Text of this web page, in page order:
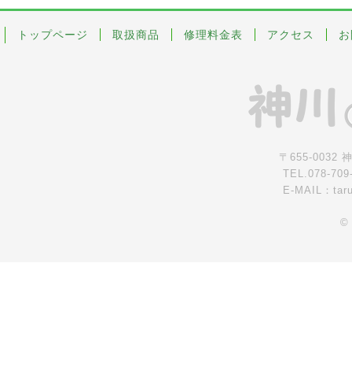
トップページ 取扱商品 修理料金表 アクセス
〒655-0032
TEL.078-
E-MAIL：
©